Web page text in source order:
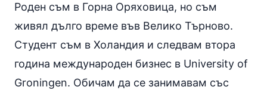
Роден съм в Горна Оряховица, но съм
живял дълго време във Велико Търново.
Студент съм в Холандия и следвам втора
година международен бизнес в University of
Groningen. Обичам да се занимавам със